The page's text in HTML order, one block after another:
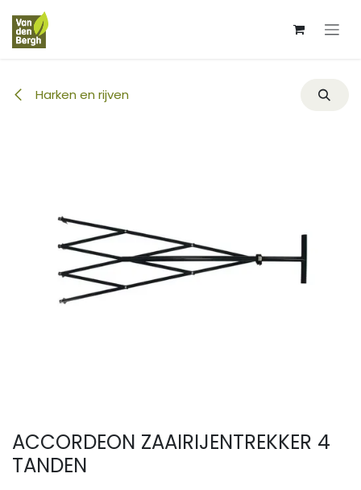
Overslaan naar inhoud
Harken en rijven
ACCORDEON ZAAIRIJENTREKKER 4
TANDEN